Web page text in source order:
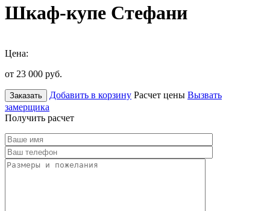
Шкаф-купе Стефани
Цена:
от 23 000 руб.
Заказать Добавить в корзину Расчет цены Вызвать
замерщика
Получить расчет